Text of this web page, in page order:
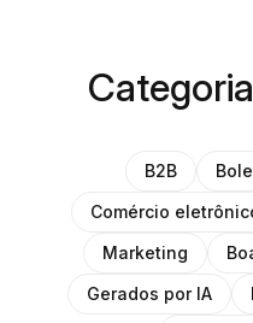
B2B
Comércio
Marketing
Gerados por IA